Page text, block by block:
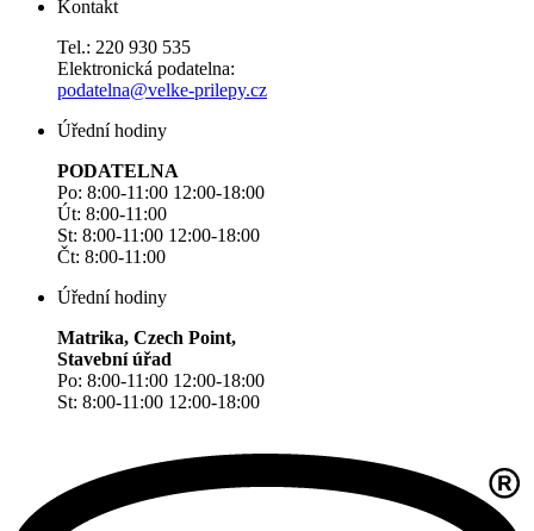
Kontakt
Tel.: 220 930 535
Elektronická podatelna:
podatelna@velke-prilepy.cz
Úřední hodiny
PODATELNA
Po: 8:00-11:00 12:00-18:00
Út: 8:00-11:00
St: 8:00-11:00 12:00-18:00
Čt: 8:00-11:00
Úřední hodiny
Matrika, Czech Point,
Stavební úřad
Po: 8:00-11:00 12:00-18:00
St: 8:00-11:00 12:00-18:00